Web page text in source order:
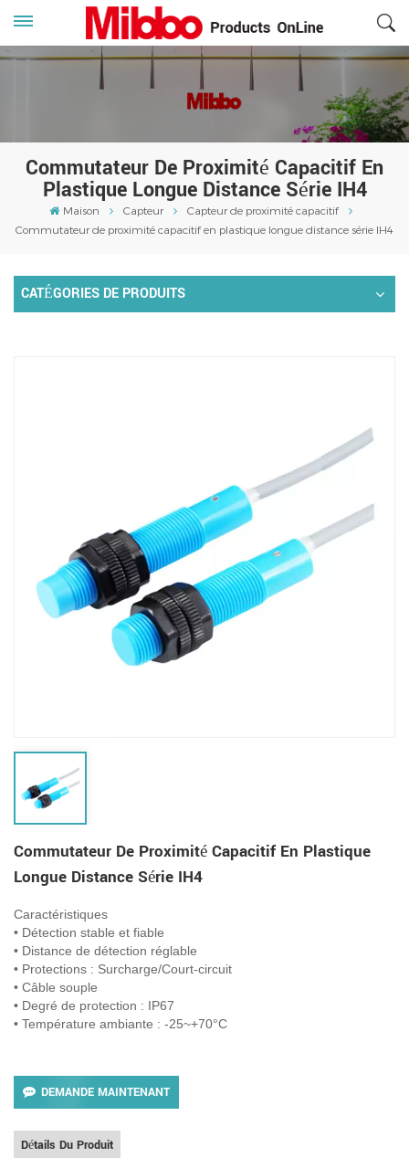
Commutateur De Proximité Capacitif En
Plastique Longue Distance Série IH4
Maison Capteur
Capteur de proximité capacitif
Commutateur de proximité capacitif en plastique longue distance série IH4
CATÉGORIES DE PRODUITS
Commutateur De Proximité Capacitif En Plastique
Longue Distance Série IH4
Caractéristiques
• Détection stable et fiable
• Distance de détection réglable
• Protections : Surcharge/Court-circuit
• Câble souple
• Degré de protection : IP67
• Température ambiante : -25~+70°C
DEMANDE MAINTENANT
Détails Du Produit